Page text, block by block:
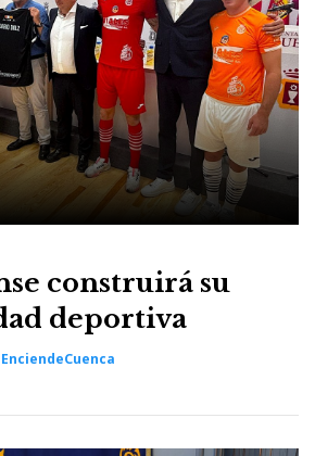
construirá su
deportiva
EnciendeCuenca